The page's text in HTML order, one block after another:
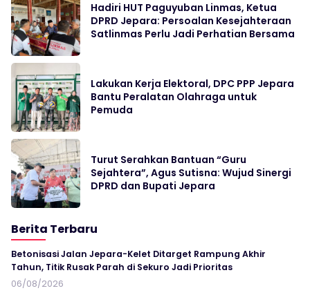
Hadiri HUT Paguyuban Linmas, Ketua
DPRD Jepara: Persoalan Kesejahteraan
Satlinmas Perlu Jadi Perhatian Bersama
Lakukan Kerja Elektoral, DPC PPP Jepara
Bantu Peralatan Olahraga untuk
Pemuda
Turut Serahkan Bantuan “Guru
Sejahtera”, Agus Sutisna: Wujud Sinergi
DPRD dan Bupati Jepara
Berita Terbaru
Betonisasi Jalan Jepara-Kelet Ditarget Rampung Akhir
Tahun, Titik Rusak Parah di Sekuro Jadi Prioritas
06/08/2026